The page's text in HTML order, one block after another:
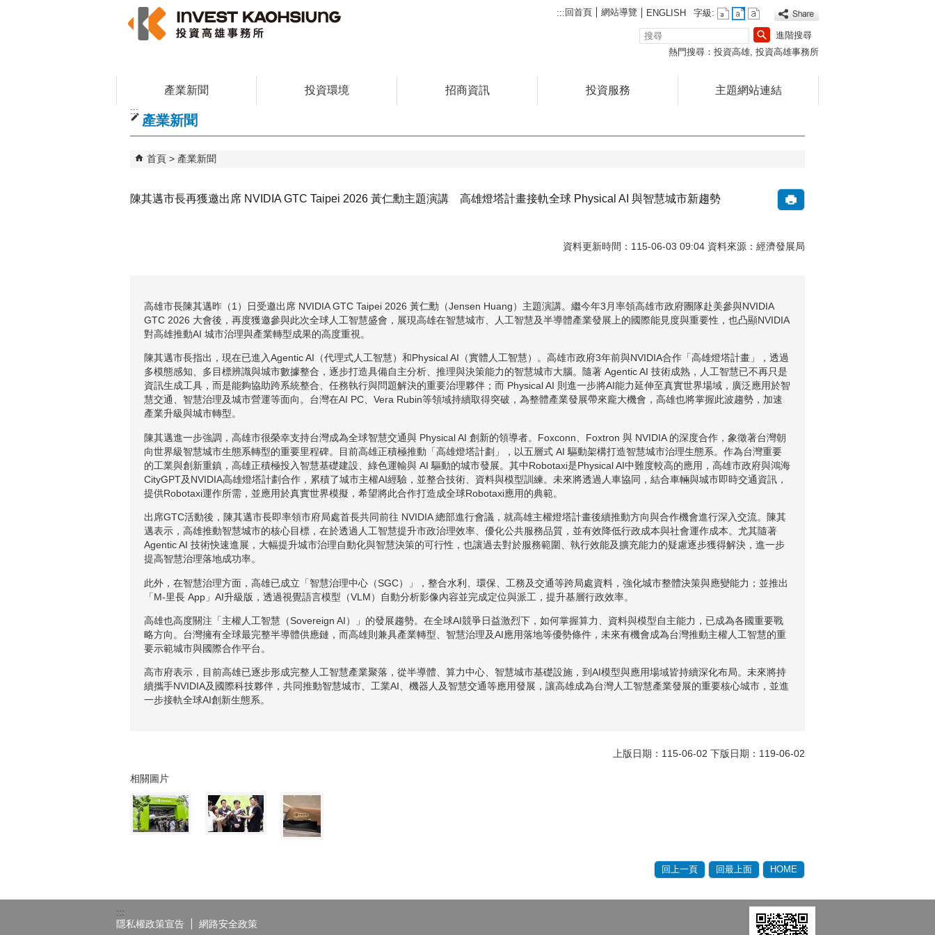
::: 回首頁 網站導覽 ENGLISH
字級:
搜
尋
進階搜尋
熱門搜尋： 投資高雄 投資高雄事務所
產業新聞 投資環境 招商資訊 投資服務 主題網站連結
:::
產業新聞
首頁 產業新聞
陳其邁市長再獲邀出席 NVIDIA GTC Taipei 2026 黃仁勳主題演講 高雄燈塔計畫接軌全球 Physical AI 與智慧城市新趨勢
資料更新時間：115-06-03 09:04 資料來源：經濟發展局
高雄市長陳其邁昨（1）日受邀出席 NVIDIA GTC Taipei 2026 黃仁勳（Jensen Huang）主題演講。繼今年3月率領高雄市政府團隊赴美參與NVIDIA
GTC 2026 大會後，再度獲邀參與此次全球人工智慧盛會，展現高雄在智慧城市、人工智慧及半導體產業發展上的國際能見度與重要性，也凸顯NVIDIA
對高雄推動AI 城市治理與產業轉型成果的高度重視。
陳其邁市長指出，現在已進入Agentic AI（代理式人工智慧）和Physical AI（實體人工智慧）。高雄市政府3年前與NVIDIA合作「高雄燈塔計畫」，透過
多模態感知、多目標辨識與城市數據整合，逐步打造具備自主分析、推理與決策能力的智慧城市大腦。隨著 Agentic AI 技術成熟，人工智慧已不再只是
資訊生成工具，而是能夠協助跨系統整合、任務執行與問題解決的重要治理夥伴；而 Physical AI 則進一步將AI能力延伸至真實世界場域，廣泛應用於智
慧交通、智慧治理及城市營運等面向。台灣在AI PC、Vera Rubin等領域持續取得突破，為整體產業發展帶來龐大機會，高雄也將掌握此波趨勢，加速
產業升級與城市轉型。
陳其邁進一步強調，高雄市很榮幸支持台灣成為全球智慧交通與 Physical AI 創新的領導者。Foxconn、Foxtron 與 NVIDIA 的深度合作，象徵著台灣朝
向世界級智慧城市生態系轉型的重要里程碑。目前高雄正積極推動「高雄燈塔計劃」，以五層式 AI 驅動架構打造智慧城市治理生態系。作為台灣重要
的工業與創新重鎮，高雄正積極投入智慧基礎建設、綠色運輸與 AI 驅動的城市發展。其中Robotaxi是Physical AI中難度較高的應用，高雄市政府與鴻海
CityGPT及NVIDIA高雄燈塔計劃合作，累積了城市主權AI經驗，並整合技術、資料與模型訓練。未來將透過人車協同，結合車輛與城市即時交通資訊，
提供Robotaxi運作所需，並應用於真實世界模擬，希望將此合作打造成全球Robotaxi應用的典範。
出席GTC活動後，陳其邁市長即率領市府局處首長共同前往 NVIDIA 總部進行會議，就高雄主權燈塔計畫後續推動方向與合作機會進行深入交流。陳其
邁表示，高雄推動智慧城市的核心目標，在於透過人工智慧提升市政治理效率、優化公共服務品質，並有效降低行政成本與社會運作成本。尤其隨著
Agentic AI 技術快速進展，大幅提升城市治理自動化與智慧決策的可行性，也讓過去對於服務範圍、執行效能及擴充能力的疑慮逐步獲得解決，進一步
提高智慧治理落地成功率。
此外，在智慧治理方面，高雄已成立「智慧治理中心（SGC）」，整合水利、環保、工務及交通等跨局處資料，強化城市整體決策與應變能力；並推出
「M-里長 App」AI升級版，透過視覺語言模型（VLM）自動分析影像內容並完成定位與派工，提升基層行政效率。
高雄也高度關注「主權人工智慧（Sovereign AI）」的發展趨勢。在全球AI競爭日益激烈下，如何掌握算力、資料與模型自主能力，已成為各國重要戰
略方向。台灣擁有全球最完整半導體供應鏈，而高雄則兼具產業轉型、智慧治理及AI應用落地等優勢條件，未來有機會成為台灣推動主權人工智慧的重
要示範城市與國際合作平台。
高市府表示，目前高雄已逐步形成完整人工智慧產業聚落，從半導體、算力中心、智慧城市基礎設施，到AI模型與應用場域皆持續深化布局。未來將持
續攜手NVIDIA及國際科技夥伴，共同推動智慧城市、工業AI、機器人及智慧交通等應用發展，讓高雄成為台灣人工智慧產業發展的重要核心城市，並進
一步接軌全球AI創新生態系。
上版日期：115-06-02 下版日期：119-06-02
相關圖片
回上一頁 回最上面 HOME
:::
隱私權政策宣告
網路安全政策